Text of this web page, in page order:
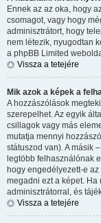
Ennek az az oka, hogy
csomagot, vagy hogy
adminisztrátort, hogy
nem létezik, nyugodtan
a phpBB Limited
Vissza a tetejére
Mik azok a képek a
A hozzászólások
szerepelhet. Az egyik
csillagok vagy más
mutatja mennyi
státuszod van). A másik
legtöbb felhasználónak
hogy engedélyezett-e
megadni ezt a képet.
adminisztrátorral, és
Vissza a tetejére